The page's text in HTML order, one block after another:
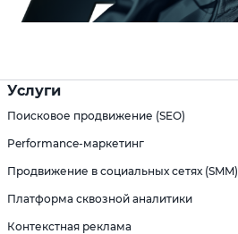
Услуги
Поисковое продвижение (SEO)
Performance-маркетинг
Продвижение в социальных сетях (SMM)
Платформа сквозной аналитики
Контекстная реклама